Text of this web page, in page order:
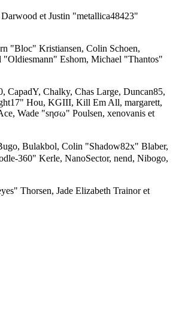
et Justin "metallica48423"
"Bloc" Kristiansen, Colin Schoen,
"Oldiesmann" Eshom, Michael "Thantos"
Chalky, Chas Large, Duncan85,
Hou, KGIII, Kill Em All, margarett,
Wade "sησω" Poulsen, xenovanis et
Bulakbol, Colin "Shadow82x" Blaber,
360" Kerle, NanoSector, nend, Nibogo,
Thorsen, Jade Elizabeth Trainor et